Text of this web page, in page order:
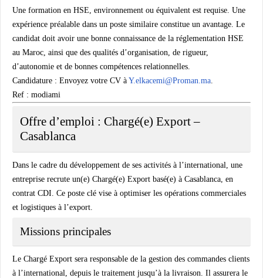
Une formation en HSE, environnement ou équivalent est requise. Une
expérience préalable dans un poste similaire constitue un avantage. Le
candidat doit avoir une bonne connaissance de la réglementation HSE
au Maroc, ainsi que des qualités d’organisation, de rigueur,
d’autonomie et de bonnes compétences relationnelles.
Candidature : Envoyez votre CV à Y.elkacemi@Proman.ma
Ref : modiami
Offre d’emploi : Chargé(e) Export –
Casablanca
Dans le cadre du développement de ses activités à l’international, une
entreprise recrute un(e) Chargé(e) Export basé(e) à Casablanca, en
contrat CDI. Ce poste clé vise à optimiser les opérations commerciales
et logistiques à l’export.
Missions principales
Le Chargé Export sera responsable de la gestion des commandes clients
à l’international, depuis le traitement jusqu’à la livraison. Il assurera le